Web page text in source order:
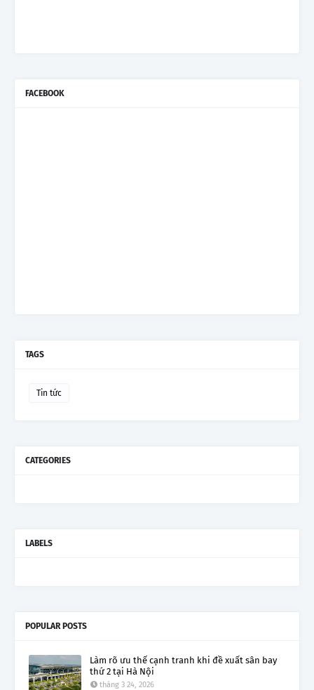
FACEBOOK
TAGS
Tin tức
CATEGORIES
LABELS
POPULAR POSTS
Làm rõ ưu thế cạnh tranh khi đề xuất sân bay
thứ 2 tại Hà Nội
tháng 3 24, 2026